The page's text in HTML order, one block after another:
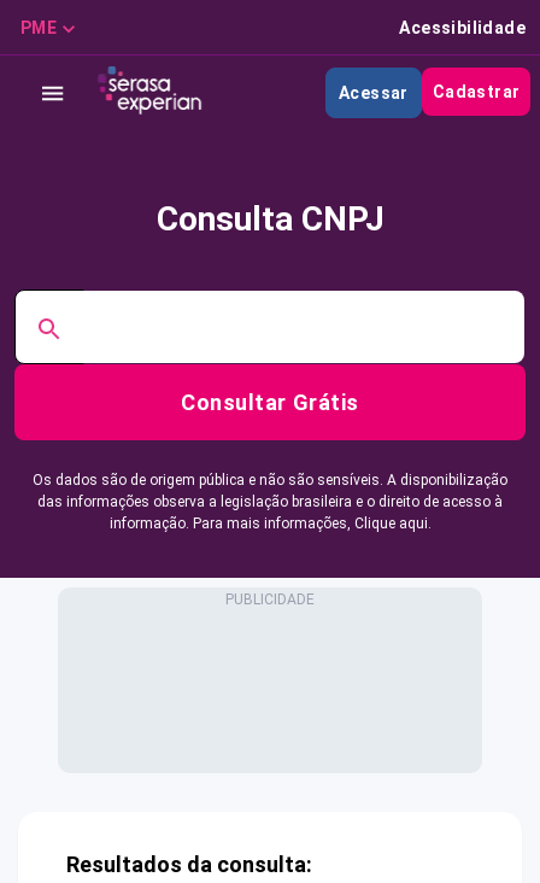
PME Acessibilidade
Acessar Cadastrar
Consulta CNPJ
Consultar Grátis
Os dados são de origem pública e não são sensíveis. A disponibilização
das informações observa a legislação brasileira e o direito de acesso à
informação. Para mais informações, Clique aqui.
Resultados da consulta: